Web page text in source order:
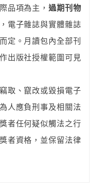
品項為主， 過期刊物
電子雜誌與實體雜誌
定。月讀包內全部刊
出版社授權範圍可見
取、竄改或毀損電子
人應負刑事及相關法
者任何疑似觸法之行
者資格，並保留法律